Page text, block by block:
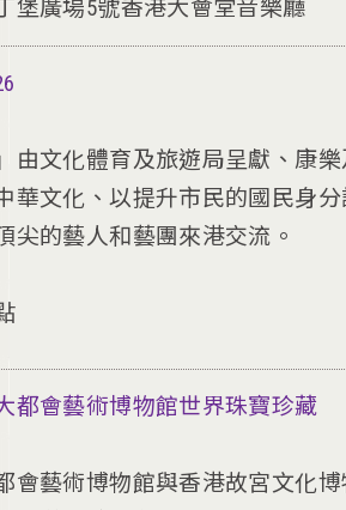
堡廣場5號香港大會堂音樂廳
由文化體育及旅遊局呈獻、康
華文化、以提升市民的國民身
尖的藝人和藝團來港交流。
會藝術博物館世界珠寶珍藏
會藝術博物館與香港故宮文化